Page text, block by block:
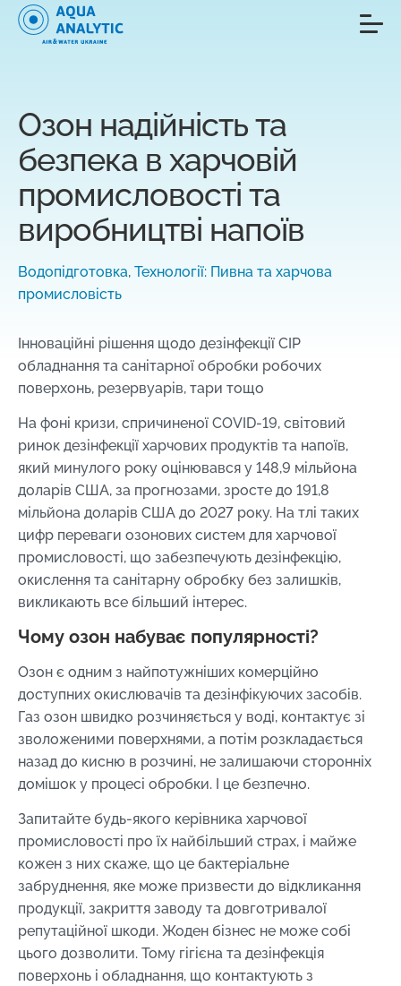
Озон надійність та
безпека в харчовій
промисловості та
виробництві напоїв
Водопідготовка, Технології: Пивна та харчова
промисловість
Інноваційні рішення щодо дезінфекції CIP
обладнання та санітарної обробки робочих
поверхонь, резервуарів, тари тощо
На фоні кризи, спричиненої COVID-19, світовий
ринок дезінфекції харчових продуктів та напоїв,
який минулого року оцінювався у 148,9 мільйона
доларів США, за прогнозами, зросте до 191,8
мільйона доларів США до 2027 року. На тлі таких
цифр переваги озонових систем для харчової
промисловості, що забезпечують дезінфекцію,
окислення та санітарну обробку без залишків,
викликають все більший інтерес.
Чому озон набуває популярності?
Озон є одним з найпотужніших комерційно
доступних окислювачів та дезінфікуючих засобів.
Газ озон швидко розчиняється у воді, контактує зі
зволоженими поверхнями, а потім розкладається
назад до кисню в розчині, не залишаючи сторонніх
домішок у процесі обробки. І це безпечно.
Запитайте будь-якого керівника харчової
промисловості про їх найбільший страх, і майже
кожен з них скаже, що це бактеріальне
забруднення, яке може призвести до відкликання
продукції, закриття заводу та довготривалої
репутаційної шкоди. Жоден бізнес не може собі
цього дозволити. Тому гігієна та дезінфекція
поверхонь і обладнання, що контактують з